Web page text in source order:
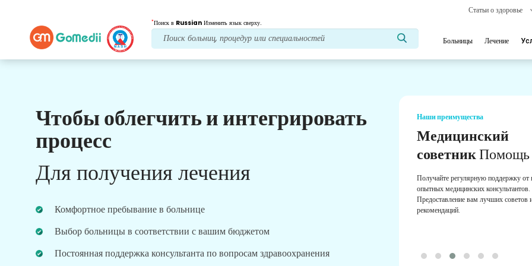
Статьи о здоровье
*Поиск в Russian Изменить язык сверху.
Больницы Лечение
Чтобы облегчить и интегрировать
процесс
Для получения лечения
Комфортное пребывание в больнице
Выбор больницы в соответствии с вашим бюджетом
Постоянная поддержка консультанта по вопросам здравоохранения
Наши преимущества
Лечение после
последующий уход
Получите круглосуточную медицинскую
Регулярные обновления о ваших потребностях в
Наши преимущества
Медицинский
советникПомощь
Получайте регулярную поддержку от
опытных медицинских консультантов.
Предоставление вам лучших советов
рекомендаций.